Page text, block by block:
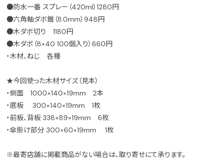
●防水一番 スプレー（420ml）1280円
●六角軸ダボ錐（8.0mm）948円
●木ダボ切り 1180円
●木ダボ（8×40 100個入り）660円
・木材、ねじ 各種
★今回使った木材サイズ（見本）
・側面 1000×140×19mm 2本
・底板 300×140×19mm 1枚
・前板、背板 338×89×19mm 6枚
・傘掛け部分 300×60×19mm 1枚
※最寄店舗に掲載商品がない場合は、取り寄せにて承ります。